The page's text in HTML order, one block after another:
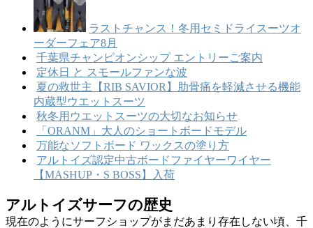
ラストチャンス！冬用セミドライスーツオ
ーダーフェア8月
千葉県チャンピオンシップ エントリーご案内
定休日 と スモールファンな波
夏の救世主【RIB SAVIOR】肋骨痛を軽減させる機能
内蔵型ウエットスーツ
秋冬用ウエットスーツの大切なお知らせ
「ORANM」大人のショートボードモデル
万能なソフトボード ワックスの塗り方
アルトイズ認定中古ボードファイヤーワイヤー
【MASHUP・S BOSS】入荷
アルトイズサーフの歴史
現在のようにサーフショップがまだあまり存在しない頃、千